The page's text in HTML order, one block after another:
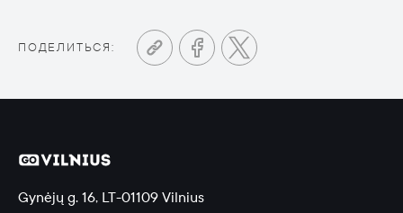
ПОДЕЛИТЬСЯ:
Gynėjų g. 16, LT-01109 Vilnius